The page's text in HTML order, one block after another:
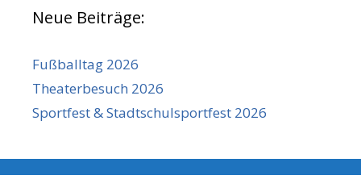
Neue Beiträge:
Fußballtag 2026
Theaterbesuch 2026
Sportfest & Stadtschulsportfest 2026